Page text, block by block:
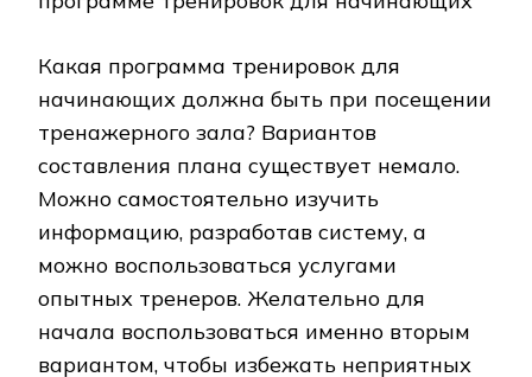
Какая программа тренировок для
начинающих должна быть при посещении
тренажерного зала? Вариантов
составления плана существует немало.
Можно самостоятельно изучить
информацию, разработав систему, а
можно воспользоваться услугами
опытных тренеров. Желательно для
начала воспользоваться именно вторым
вариантом, чтобы избежать неприятных